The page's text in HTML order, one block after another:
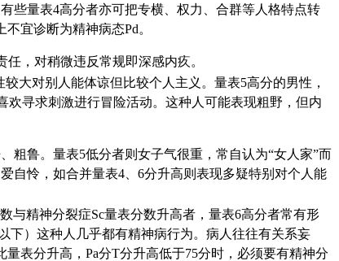
些量表4高分者亦可把专横、权力、合群等人格特点转
宜诊断为精神病态Pd。
，对稍微违反常规即深感内疚。
大对别人能体谅但比较个人主义。量表5高分的男性，
寻求刺激进行冒险活动。这种人可能表现粗野，但内
粗鲁。量表5低分者则女子气很重，常自认为“女人家”而
自怜，如合并量表4、6分升高则表现多疑特别对个人能
与精神分裂症Sc量表分数升高者，量表6高分者常有形
下）这种人几乎都有精神病行为。病人往往有关系妄
表分升高，Pa分T分升高低于75分时，必须要有精神分